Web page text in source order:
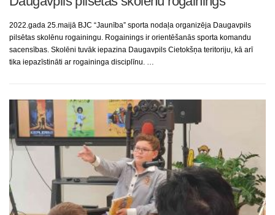
2022.gada 25.maijā BJC “Jaunība” sporta nodaļa organizēja Daugavpils
pilsētas skolēnu rogainingu. Rogainings ir orientēšanās sporta komandu
sacensības. Skolēni tuvāk iepazina Daugavpils Cietokšņa teritoriju, kā arī
tika iepazīstināti ar rogaininga disciplīnu. …